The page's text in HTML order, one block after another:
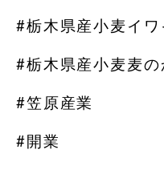
#栃木県産小麦イワ
#栃木県産小麦麦の
#笠原産業
#開業